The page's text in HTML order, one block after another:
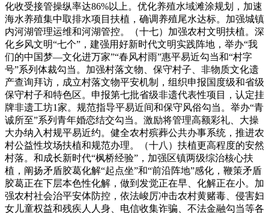
化收受接管操纵率达86%以上。优化养殖水域滩涂规划，加速
海水养殖集中取排水项目扶植，确调养殖尾水达标。加强城镇
内河湖管理运维和河湖管控。（十七）加强农村文明扶植。深
化乡风文明“七个”，建强用好新时代文明实践阵地，举办“我
们的中国梦—文化进万家”“春风村雨”惠平易近勾当和“村字
号”系列体裁勾当。加强村落文物、保守村子、非物质文化遗
产查询拜访，成立村落文物平安机制，组织申报国度级和省级
保守村子和特色区。申报第七批省级非遗代表性项目，认定挂
牌非遗工坊1家。规范指导平易近间和保守风俗勾当。举办“青
诚所至”系列青年婚恋结交勾当。激励将管理高额彩礼、大操
大办纳入村规平易近约。健全农村殡葬公共办事系统，推进农
村公益性坟场扶植和规范办理。（十八）扶植更高程度的安然
村落。和成长新时代“枫桥经验”，加强区镇两级综治核心扶
植，阐扬矛盾胶葛化解“起点坐”和“前沿阵地”感化，鞭策矛盾
胶葛正在下层本色性化解，做到发觉正在早、化解正在小。加
强农村社会治平安体防控，依法峻厉冲击农村黄赌毒、侵害妇
女儿童权益和残疾人人身、电信收集诈骗、不法金融勾当等各